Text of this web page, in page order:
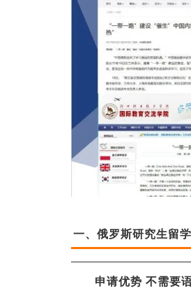
一、俄罗斯研究生留学
申请优势 不需要